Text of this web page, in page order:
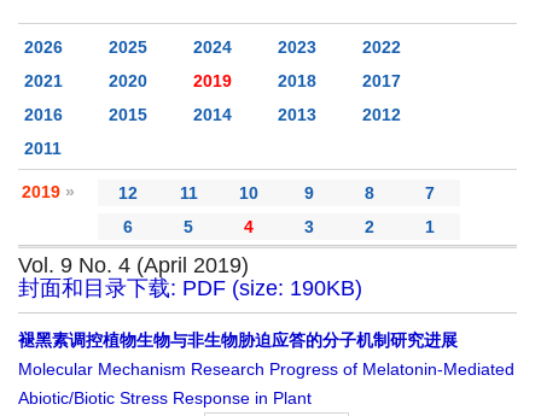
2026 2025 2024 2023
2022
2021
2020 2019 2018
2017
2016
2015 2014 2013
2012
2011
2019 » 12 11 10 9 8
7
6
5 4 3 2 1
Vol. 9 No. 4 (April 2019)
封面和目录下载: PDF (size: 190KB)
褪黑素调控植物生物与非生物胁迫应答的分子机制研究进展
Molecular Mechanism Research Progress of Melatonin-Mediated
Abiotic/Biotic Stress Response in Plant